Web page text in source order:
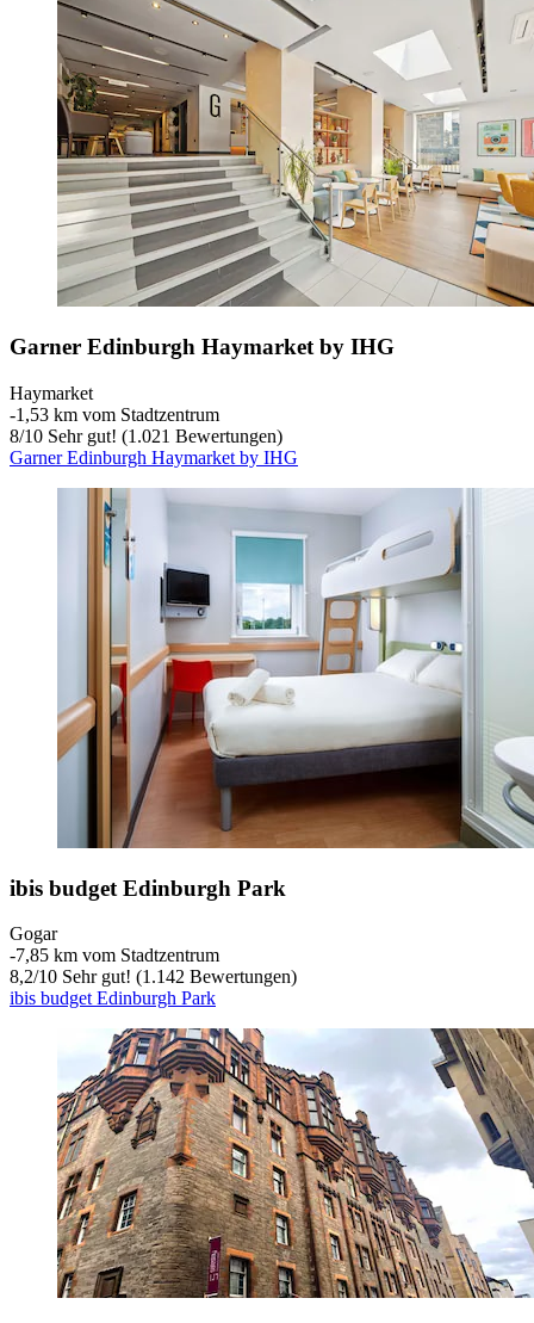
Garner Edinburgh Haymarket by IHG
Haymarket
‐1,53 km vom Stadtzentrum
8/10 Sehr gut! (1.021 Bewertungen)
Garner Edinburgh Haymarket by IHG
ibis budget Edinburgh Park
Gogar
‐7,85 km vom Stadtzentrum
8,2/10 Sehr gut! (1.142 Bewertungen)
ibis budget Edinburgh Park